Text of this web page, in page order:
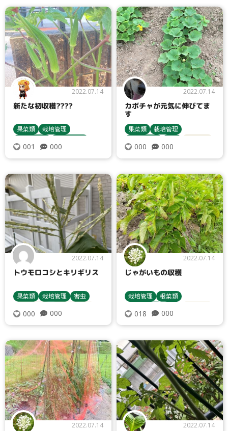
2022.07.14
新たな初収穫????
果菜類
栽培管理
栽培方法
オクラ
001 000
2022.07.14
カボチャが元気に伸びてま
す
果菜類
栽培管理
カボチャ
病害虫対策
000 000
2022.07.14
トウモロコシとキリギリス
果菜類 栽培管理
害虫
000 000
2022.07.14
じゃがいもの収穫
栽培管理
根菜類
じゃがいも
018 000
2022.07.14 2022.07.14